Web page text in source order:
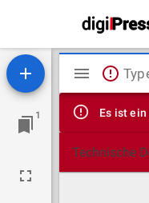
1
Viewer
Es ist
Technische